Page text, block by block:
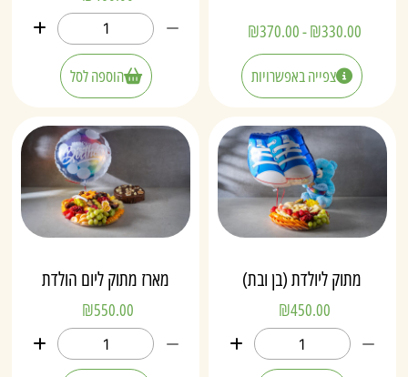
₪330.00
-
₪370.00
צפייה באפשרויות הוספה לסל
מתוק ליולדת (בן ובת)
₪450.00
מארז מתוק ליום הולדת
₪550.00